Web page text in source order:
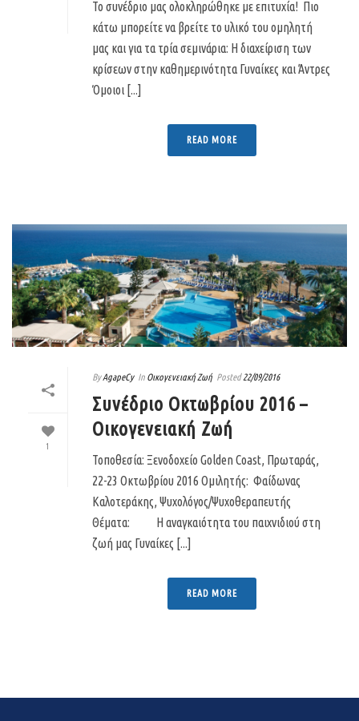
Το συνέδριο μας ολοκληρώθηκε με επιτυχία! Πιο
κάτω μπορείτε να βρείτε το υλικό του ομηλητή
μας και για τα τρία σεμινάρια: Η διαχείριση των
κρίσεων στην καθημερινότητα Γυναίκες και Άντρες
Όμοιοι [...]
READ MORE
1
By AgapeCy In Οικογενειακή Ζωή Posted 22/09/2016
Συνέδριο Οκτωβρίου 2016 –
Οικογενειακή Ζωή
Τοποθεσία: Ξενοδοχείο Golden Coast, Πρωταράς,
22-23 Οκτωβρίου 2016 Ομιλητής: Φαίδωνας
Καλοτεράκης, Ψυχολόγος/Ψυχοθεραπευτής
Θέματα: Η αναγκαιότητα του παιχνιδιού στη
ζωή μας Γυναίκες [...]
READ MORE